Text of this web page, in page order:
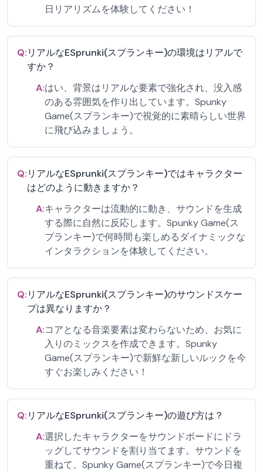
日リアリズムを体験してください！
Q:リアルなESprunki(スプランキー)の環境はリアルで
すか？
A:はい、背景はリアルな要素で強化され、没入感
のある雰囲気を作り出しています。Spunky
Game(スプランキー)で視覚的に素晴らしい世界
に飛び込みましょう。
Q:リアルなESprunki(スプランキー)ではキャラクター
はどのように動きますか？
A:キャラクターは流動的に動き、サウンドを生成
する際に自然に反応します。Spunky Game(ス
プランキー)で何時間も楽しめるダイナミックな
インタラクションを体験してください。
Q:リアルなESprunki(スプランキー)のサウンドスケー
プは異なりますか？
A:コアとなる音楽要素は変わらないため、お気に
入りのミックスを作成できます。Spunky
Game(スプランキー)で新鮮な新しいルックを今
すぐお楽しみください！
Q:リアルなESprunki(スプランキー)の遊び方は？
A:選択したキャラクターをサウンドボードにドラ
ッグしてサウンドを割り当てます。サウンドを
重ねて、Spunky Game(スプランキー)で今日複